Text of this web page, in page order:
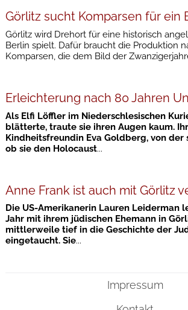
Görlitz sucht Komparsen für ein
Görlitz wird Drehort für eine historisch
Berlin spielt. Dafür braucht die Produktion
Komparsen, die dem Bild der
Erleichterung nach 80 Jahren
Als Elfi Löffler im Niederschlesischen
blätterte, traute sie ihren Augen kaum.
Kindheitsfreundin Eva Goldberg, von der
ob sie den Holocaust...
Anne Frank ist auch mit Görlitz
Die US-Amerikanerin Lauren Leiderman
Jahr mit ihrem jüdischen Ehemann in
mittlerweile tief in die Geschichte der
eingetaucht. Sie...
Impressum